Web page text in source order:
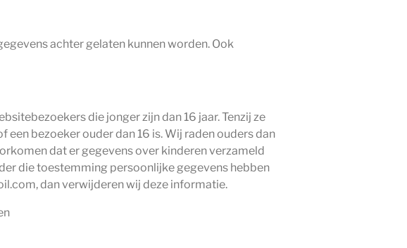
achter gelaten kunnen worden. Ook
die jonger zijn dan 16 jaar. Tenzij ze
bezoeker ouder dan 16 is. Wij raden ouders dan
dat er gegevens over kinderen verzameld
die toestemming persoonlijke gegevens hebben
dan verwijderen wij deze informatie.